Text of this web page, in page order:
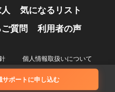
サポートに申し込む
気になるリスト
質問 利用者の声
個人情報取扱いについて
Partners Co.,Ltd.